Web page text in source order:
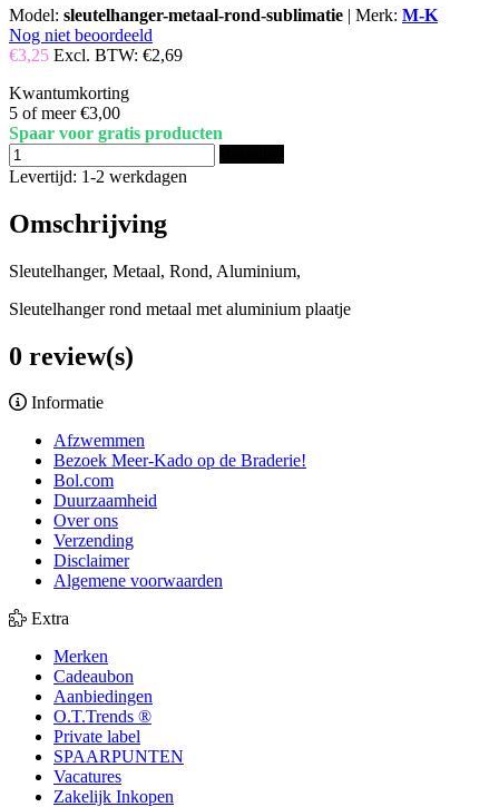
Model: sleutelhanger-metaal-rond-sublimatie | Merk: M-K
Nog niet beoordeeld
€3,25 Excl. BTW: €2,69
Kwantumkorting
5 of meer €3,00
Spaar voor gratis producten
Levertijd: 1-2 werkdagen
Omschrijving
Sleutelhanger, Metaal, Rond, Aluminium,
Sleutelhanger rond metaal met aluminium plaatje
0 review(s)
Informatie
Afzwemmen
Bezoek Meer-Kado op de Braderie!
Bol.com
Duurzaamheid
Over ons
Verzending
Disclaimer
Algemene voorwaarden
Extra
Merken
Cadeaubon
Aanbiedingen
O.T.Trends ®
Private label
SPAARPUNTEN
Vacatures
Zakelijk Inkopen